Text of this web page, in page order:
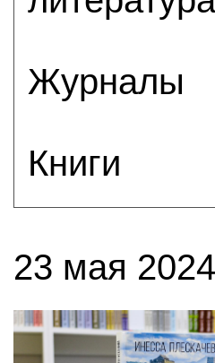
Журналы
Книги
23 мая 2024